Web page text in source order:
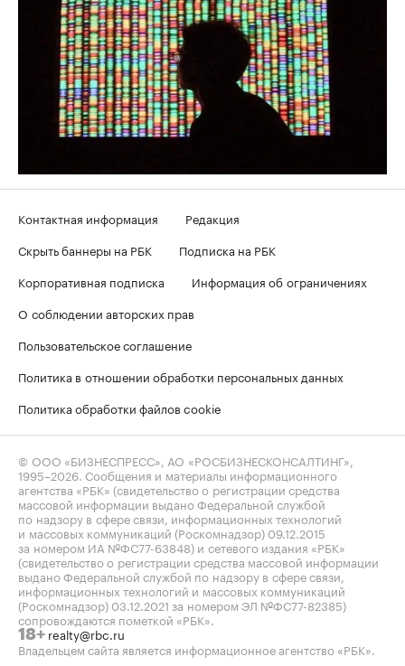
Контактная информация
Редакция
Скрыть баннеры на РБК
Подписка на РБК
Корпоративная подписка
Информация об ограничениях
О соблюдении авторских прав
Пользовательское соглашение
Политика в отношении обработки персональных данных
Политика обработки файлов cookie
© ООО «БИЗНЕСПРЕСС», АО «РОСБИЗНЕСКОНСАЛТИНГ»,
1995–2026 . Сообщения и материалы информационного
агентства «РБК» (свидетельство о регистрации средства
массовой информации выдано Федеральной службой
по надзору в сфере связи, информационных технологий
и массовых коммуникаций (Роскомнадзор) 09.12.2015
за номером ИА №ФС77-63848) и сетевого издания «РБК»
(свидетельство о регистрации средства массовой информации
выдано Федеральной службой по надзору в сфере связи,
информационных технологий и массовых коммуникаций
(Роскомнадзор) 03.12.2021 за номером ЭЛ №ФС77-82385)
сопровождаются пометкой «РБК».
18+ realty@rbc.ru
Владельцем сайта является информационное агентство «РБК».